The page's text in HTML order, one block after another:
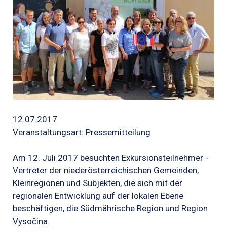
12.07.2017
Veranstaltungsart: Pressemitteilung
Am 12. Juli 2017 besuchten Exkursionsteilnehmer -
Vertreter der niederösterreichischen Gemeinden,
Kleinregionen und Subjekten, die sich mit der
regionalen Entwicklung auf der lokalen Ebene
beschäftigen, die Südmährische Region und Region
Vysočina.